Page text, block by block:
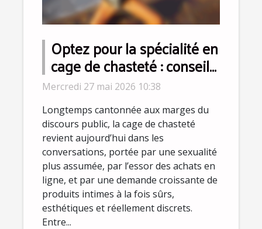
Optez pour la spécialité en
cage de chasteté : conseils
d’experts pour dépasser
les idées reçues
Mercredi 27 mai 2026 10:38
Longtemps cantonnée aux marges du
discours public, la cage de chasteté
revient aujourd’hui dans les
conversations, portée par une sexualité
plus assumée, par l’essor des achats en
ligne, et par une demande croissante de
produits intimes à la fois sûrs,
esthétiques et réellement discrets.
Entre...